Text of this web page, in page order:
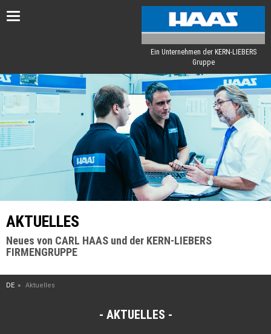
Toggle
Ein Unternehmen der KERN-LIEBERS
Gruppe
AKTUELLES
Neues von CARL HAAS und der KERN-LIEBERS
FIRMENGRUPPE
DE Aktuelles
AKTUELLES